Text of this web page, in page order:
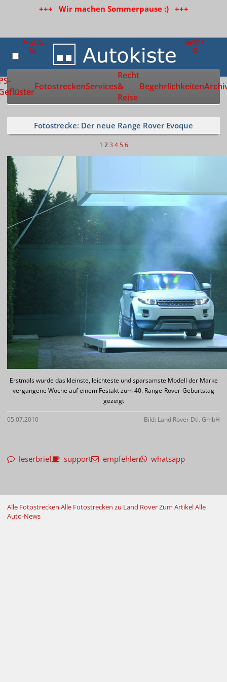
+++ Wir machen Sommerpause :) +++
Zur Startseite
FotostreckenServices
Recht
&
Reise
Begehrlichkeiten
Fotostrecke: Der neue Range Rover Evoque
1 2 3 4 5 6
Erstmals wurde das kleinste, leichteste und sparsamste Modell der Marke
vergangene Woche auf einem Festakt zum 40. Range-Rover-Geburtstag
gezeigt
05.07.2010 Bild: Land Rover Dtl. GmbH
leserbrief support empfehlen whatsapp
Alle Fotostrecken Alle Fotostrecken zu Land RoverZum ArtikelAlle
Auto-News